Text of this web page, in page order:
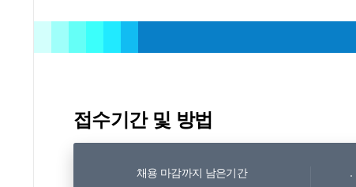
접수기간 및 방법
채용 마감까지 남은기간